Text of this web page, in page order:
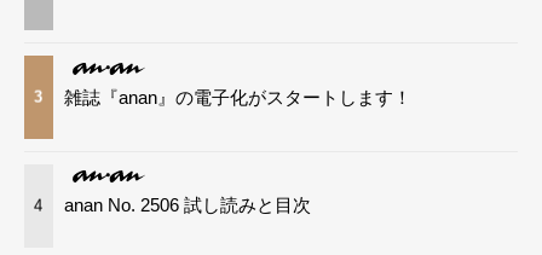
3 雑誌『anan』の電子化がスタートします！
4 anan No. 2506 試し読みと目次